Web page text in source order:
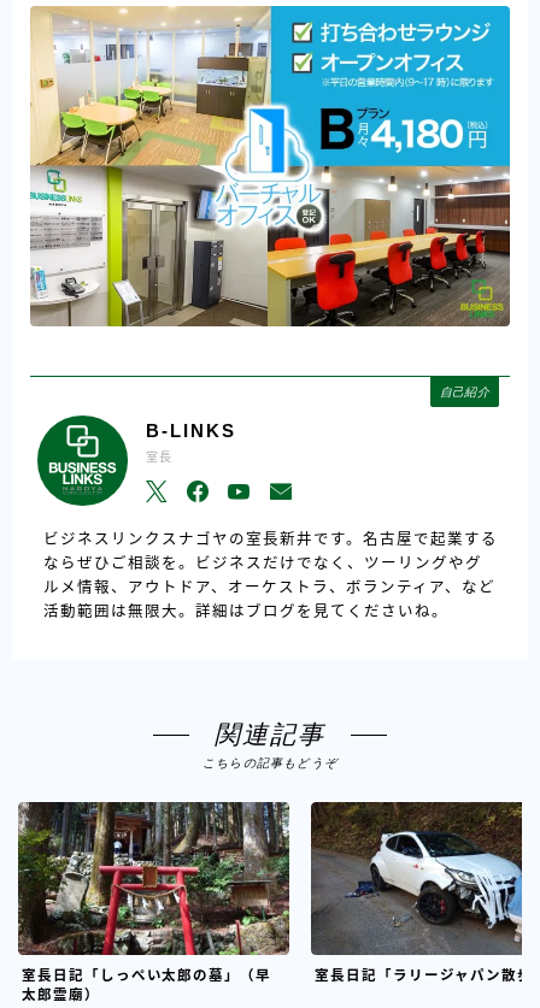
自己紹介
B-LINKS
室長
ビジネスリンクスナゴヤの室長新井です。名古屋で起業する
ならぜひご相談を。ビジネスだけでなく、ツーリングやグ
ルメ情報、アウトドア、オーケストラ、ボランティア、など
活動範囲は無限大。詳細はブログを見てくださいね。
関連記事
こちらの記事もどうぞ
室長日記「しっぺい太郎の墓」（早
太郎霊廟）
室長日記「ラリージャパン散歩